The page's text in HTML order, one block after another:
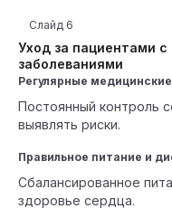
Уход за пациентами
заболеваниями
Слайд 6
Регулярные
Постоянный контроль
выявлять риски.
Правильное питание и
Сбалансированное
здоровье сердца.